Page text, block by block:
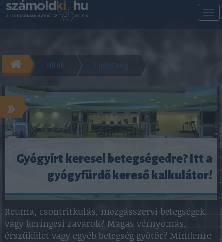
Hírek Egészség
»
Gyógyírt keresel betegségedre? Itt a
gyógyfürdő kereső kalkulátor!
Reuma, csontritkulás, mozgásszervi betegségek
vagy keringési zavarok? Magas vérnyomás,
érszűkület vagy egyéb betegség gyötör? Mindenre